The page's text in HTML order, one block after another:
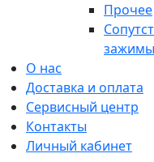
Прочее
О нас
Доставка и оплата
Сервисный центр
Контакты
Личный кабинет